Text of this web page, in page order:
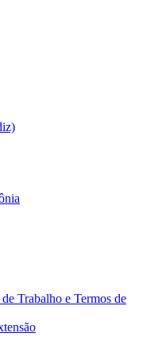
Trabalho e Termos de